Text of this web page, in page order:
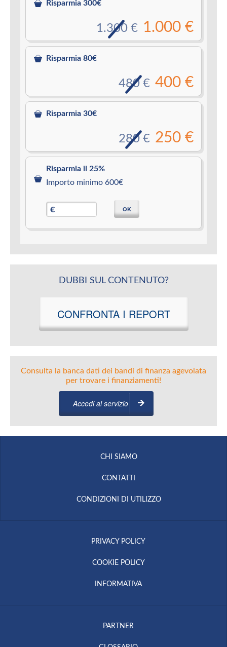
Risparmia 300€
1.000 €
1.300 €
Risparmia 80€
400 €
480 €
Risparmia 30€
250 €
280 €
Risparmia il 25%
Importo minimo 600€
€ OK
DUBBI SUL CONTENUTO?
CONFRONTA I REPORT
Consulta la banca dati dei bandi di finanza agevolata
per trovare i finanziamenti!
Accedi al servizio
CHI SIAMO
CONTATTI
CONDIZIONI DI UTILIZZO
PRIVACY POLICY
COOKIE POLICY
INFORMATIVA
PARTNER